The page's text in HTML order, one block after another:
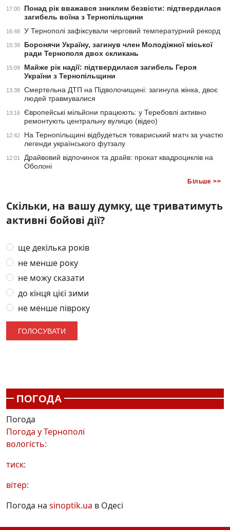
17:00
Понад рік вважався зниклим безвісти: підтвердилася
загибель воїна з Тернопільщини
16:48 У Тернополі зафіксували черговий температурний рекорд
15:39
Боронячи Україну, загинув член Молодіжної міської
ради Тернополя двох скликань
15:09
Майже рік надії: підтвердилася загибель Героя
України з Тернопільщини
13:38
Смертельна ДТП на Підволочищині: загинула жінка, двоє
людей травмувалися
13:16
Європейські мільйони працюють: у Теребовлі активно
ремонтують центральну вулицю (відео)
12:42
На Тернопільщині відбудеться товариський матч за участю
легенди українського футзалу
12:01
Драйвовий відпочинок та драйв: прокат квадроциклів на
Оболоні
Більше >>
Скільки, на вашу думку, ще триватимуть
активні бойові дії?
ще декілька років
не менше року
не можу сказати
до кінця цієї зими
не менше півроку
ПОГОДА
Погода
Погода уТернополі
вологість:
тиск:
вітер:
Погода на sinoptik.ua в Одесі